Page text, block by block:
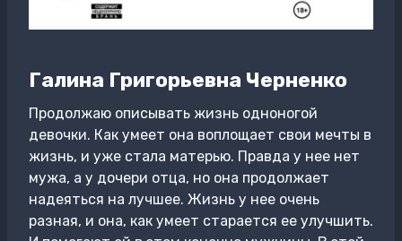
Галина Григорьевна Черненко
Продолжаю описывать жизнь одноногой
девочки. Как умеет она воплощает свои мечты в
жизнь, и уже стала матерью. Правда у нее нет
мужа, а у дочери отца, но она продолжает
надеяться на лучшее. Жизнь у нее очень
разная, и она, как умеет старается ее улучшить.